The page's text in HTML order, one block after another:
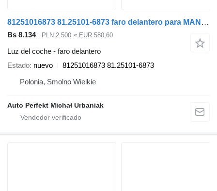
81251016873 81.25101-6873 faro delantero para MAN TGX TGS TGM TGL cabeza tractora
Bs 8.134 PLN 2.500 ≈ EUR 580,60
Luz del coche - faro delantero
Estado nuevo
81251016873 81.25101-6873
Polonia, Smolno Wielkie
Auto Perfekt Michał Urbaniak